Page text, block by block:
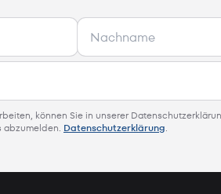
können Sie in unserer
abzumelden. Datenschutzerklärung.